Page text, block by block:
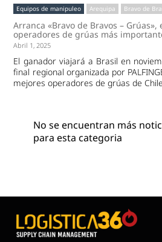
Equipos de manipuleo Arequipa Bravo de
Arranca «Bravo de Bravos – Grúas»,
operadores de grúas más
Abril 1, 2025
El ganador viajará a Brasil en
final regional organizada por
mejores operadores de grúas de
No se encuentran más
para esta categoria